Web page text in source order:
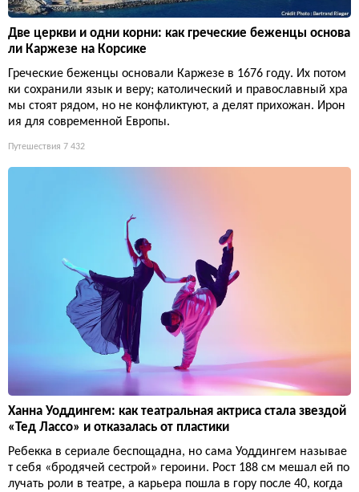
Две церкви и одни корни: как греческие беженцы основа
ли Каржезе на Корсике
Греческие беженцы основали Каржезе в 1676 году. Их потом
ки сохранили язык и веру; католический и православный хра
мы стоят рядом, но не конфликтуют, а делят прихожан. Ирон
ия для современной Европы.
Путешествия 7 432
Ханна Уоддингем: как театральная актриса стала звездой
«Тед Лассо» и отказалась от пластики
Ребекка в сериале беспощадна, но сама Уоддингем называе
т себя «бродячей сестрой» героини. Рост 188 см мешал ей по
лучать роли в театре, а карьера пошла в гору после 40, когда